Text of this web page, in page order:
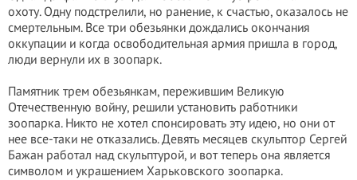
охоту. Одну подстрелили, но ранение, к счастью, оказалось не
смертельным. Все три обезьянки дождались окончания
оккупации и когда освободительная армия пришла в город,
люди вернули их в зоопарк.
Памятник трем обезьянкам, пережившим Великую
Отечественную войну, решили установить работники
зоопарка. Никто не хотел спонсировать эту идею, но они от
нее все-таки не отказались. Девять месяцев скульптор Сергей
Бажан работал над скульптурой, и вот теперь она является
символом и украшением Харьковского зоопарка.